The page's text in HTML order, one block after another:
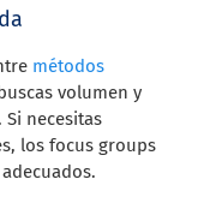
métodos
volumen y
Si necesitas
los focus groups